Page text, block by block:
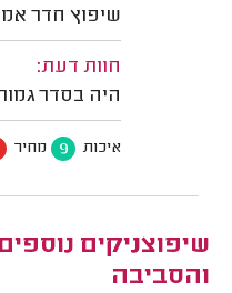
שיפוץ חדר
חוות דעת:
היה בסדר
איכות 9 מחיר
שיפוצניקים
והסביבה